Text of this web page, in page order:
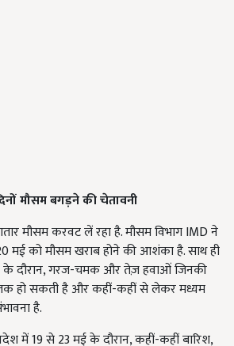
मौसम बगड़ने की चेतावनी
मौसम करवट लें रहा है. मौसम विभाग IMD ने
मई को मौसम खराब होने की आशंका है. साथ ही
के दौरान, गरज-चमक और तेज़ हवाओं जिनकी
हो सकती है और कहीं-कहीं से लेकर मध्यम
है.
में 19 से 23 मई के दौरान, कहीं-कहीं बारिश,